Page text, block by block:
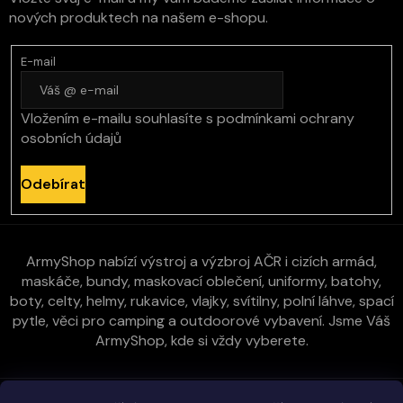
nových produktech na našem e-shopu.
E-mail
Vložením e-mailu souhlasíte s podmínkami ochrany
osobních údajů
Odebírat
ArmyShop nabízí výstroj a výzbroj AČR i cizích armád,
maskáče, bundy, maskovací oblečení, uniformy, batohy,
boty, celty, helmy, rukavice, vlajky, svítilny, polní láhve, spací
pytle, věci pro camping a outdoorové vybavení. Jsme Váš
ArmyShop, kde si vždy vyberete.